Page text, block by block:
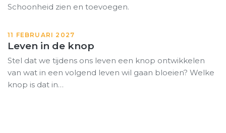
Schoonheid zien en toevoegen.
11 FEBRUARI 2027
Leven in de knop
Stel dat we tijdens ons leven een knop ontwikkelen
van wat in een volgend leven wil gaan bloeien? Welke
knop is dat in…